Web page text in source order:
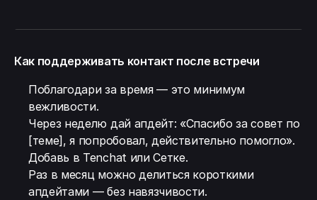
Как поддерживать контакт после встречи
Поблагодари за время — это минимум
вежливости.
Через неделю дай апдейт: «Спасибо за совет по
[теме], я попробовал, действительно помогло».
Добавь в Tenchat или Сетке.
Раз в месяц можно делиться короткими
апдейтами — без навязчивости.